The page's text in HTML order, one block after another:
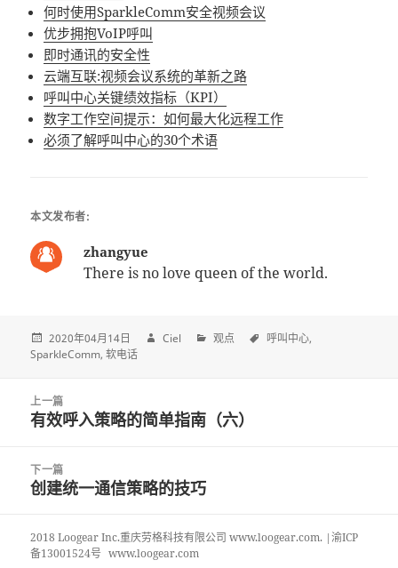
何时使用SparkleComm安全视频会议
优步拥抱VoIP呼叫
即时通讯的安全性
云端互联:视频会议系统的革新之路
呼叫中心关键绩效指标（KPI）
数字工作空间提示：如何最大化远程工作
必须了解呼叫中心的30个术语
本文发布者:
zhangyue
There is no love queen of the world.
2020年04月14日 Ciel 观点
呼叫中心
SparkleComm 软电话
navigation
上一篇
上
篇
文
有效呼入策略的简单指南（六）
下一篇
下
篇
文
创建统一通信策略的技巧
2018 Loogear Inc.重庆劳格科技有限公司 www.loogear.com. |渝ICP
备13001524号 www.loogear.com